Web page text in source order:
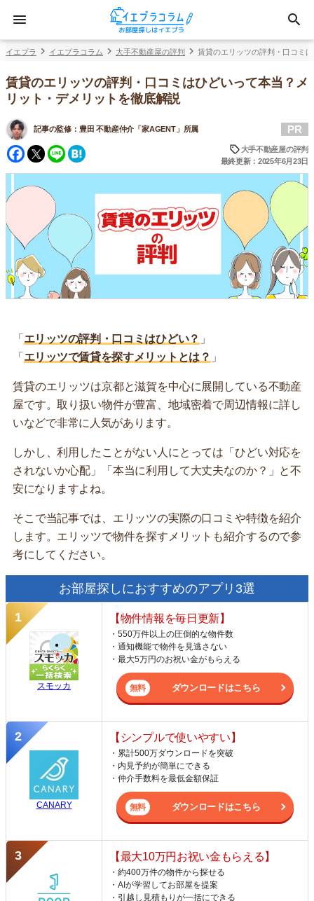
イエプラ イエプラコラム 大手不動産屋の評判 賃貸のエリッツの評判・口コミ
賃貸のエリッツの評判・口コミはひどいって本当？メ
リット・デメリットを徹底解説
記事の監修： 豊田 不動産仲介「家AGENT」所属
Facebook
Twitter
Line
PR
大手不動産屋の評判
最終更新：2025年6月23日
「 エリッツの評判・口コミはひどい？ 」
「 エリッツで賃貸を探すメリットとは？ 」
賃貸のエリッツは京都と滋賀を中心に展開している不動産
屋です。取り扱い物件が豊富、地域密着で周辺情報に詳し
いなどで非常に人気があります。
しかし、利用したことがない人にとっては「ひどい対応を
されないか心配」「本当に利用して大丈夫なのか？」と不
安になりますよね。
そこで当記事では、エリッツの実際の口コミや特徴を紹介
します。エリッツで物件を探すメリットも紹介するので参
考にしてください。
お部屋探しにおすすめのアプリ3選
スモッカ
【物件情報を毎日更新】
・550万件以上の圧倒的な物件数
・通知機能で物件を見逃さない
・最大5万円のお祝い金がもらえる
ダウンロードはこちら
CANARY
【シンプルで使いやすい】
・累計500万ダウンロードを突破
・内見予約が簡単にできる
・仲介手数料を最低金額保証
ダウンロードはこちら
【最大10万円お祝い金もらえる】
・約400万件の物件から探せる
・AIが学習してお部屋を提案
・引越し見積もりが一括にできる